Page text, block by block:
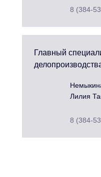
8 (384-
Главный
Лилия
8 (384-